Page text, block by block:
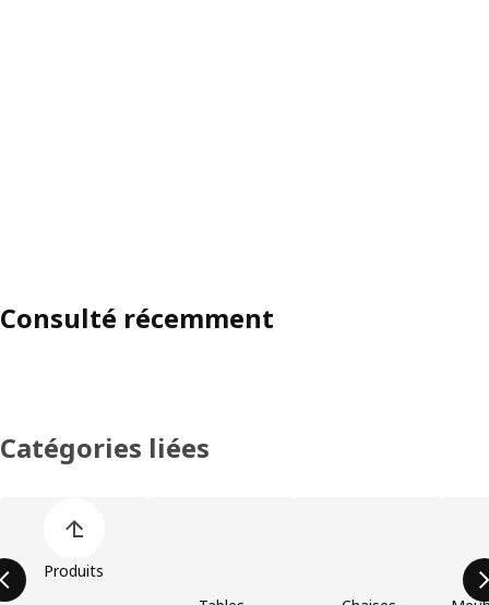
Consulté récemment
Catégories liées
Produits